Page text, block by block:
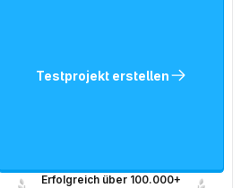
Testprojekt erstellen
Erfolgreich über 100.000+